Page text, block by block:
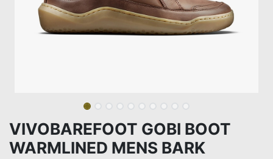
VIVOBAREFOOT GOBI BOOT
WARMLINED MENS BARK